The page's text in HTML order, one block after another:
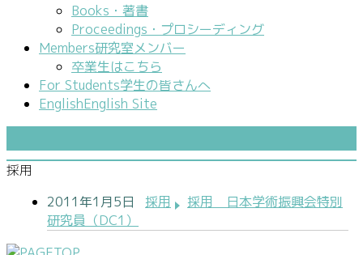
Books・著書
Proceedings・プロシーディング
Members研究室メンバー
卒業生はこちら
For Students学生の皆さんへ
EnglishEnglish Site
採用
2011年1月5日
採用
採用 日本学術振興会特別
研究員（DC1）